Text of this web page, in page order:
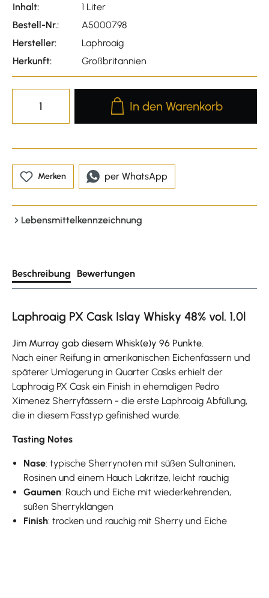
Inhalt:
1 Liter
Bestell-Nr.:
A5000798
Hersteller:
Laphroaig
Herkunft:
Großbritannien
Produkt Anzahl: Gib den
In den Warenkorb
Merken per WhatsApp
Lebensmittelkennzeichnung
Beschreibung Bewertungen
Laphroaig PX Cask Islay Whisky 48% vol. 1,0l
Jim Murray gab diesem Whisk(e)y 96 Punkte.
Nach einer Reifung in amerikanischen Eichenfässern und
späterer Umlagerung in Quarter Casks erhielt der
Laphroaig PX Cask ein Finish in ehemaligen Pedro
Ximenez Sherryfässern - die erste Laphroaig Abfüllung,
die in diesem Fasstyp gefinished wurde.
Tasting Notes
Nase: typische Sherrynoten mit süßen Sultaninen,
Rosinen und einem Hauch Lakritze, leicht rauchig
Gaumen: Rauch und Eiche mit wiederkehrenden,
süßen Sherryklängen
Finish: trocken und rauchig mit Sherry und Eiche